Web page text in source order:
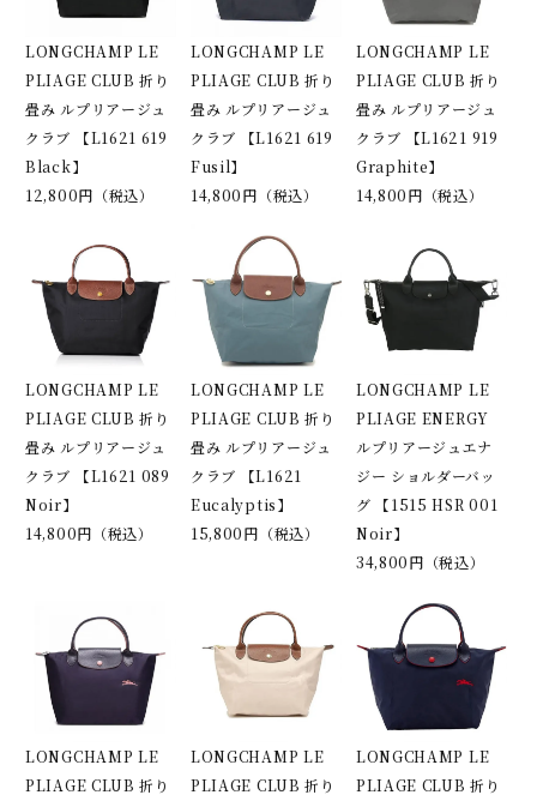
LONGCHAMP LE
PLIAGE CLUB 折り
畳み ルプリアージュ
クラブ 【L1621 619
Black】
12,800円（税込）
LONGCHAMP LE
PLIAGE CLUB 折り
畳み ルプリアージュ
クラブ 【L1621 619
Fusil】
14,800円（税込）
LONGCHAMP LE
PLIAGE CLUB 折り
畳み ルプリアージュ
クラブ 【L1621 919
Graphite】
14,800円（税込）
LONGCHAMP LE
PLIAGE CLUB 折り
畳み ルプリアージュ
クラブ 【L1621 089
Noir】
14,800円（税込）
LONGCHAMP LE
PLIAGE CLUB 折り
畳み ルプリアージュ
クラブ 【L1621
Eucalyptis】
15,800円（税込）
LONGCHAMP LE
PLIAGE ENERGY
ルプリアージュエナ
ジー ショルダーバッ
グ 【1515 HSR 001
Noir】
34,800円（税込）
LONGCHAMP LE
PLIAGE CLUB 折り
LONGCHAMP LE
PLIAGE CLUB 折り
LONGCHAMP LE
PLIAGE CLUB 折り